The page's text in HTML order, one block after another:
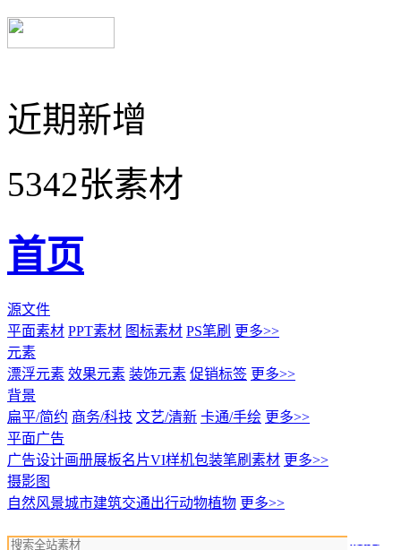
近期新增
5342张素材
首页
源文件
平面素材 PPT素材 图标素材 PS笔刷 更多>>
元素
漂浮元素 效果元素 装饰元素 促销标签 更多>>
背景
扁平/简约 商务/科技 文艺/清新 卡通/手绘 更多>>
平面广告
广告设计画册展板名片VI样机包装笔刷素材 更多>>
摄影图
自然风景城市建筑交通出行动物植物 更多>>